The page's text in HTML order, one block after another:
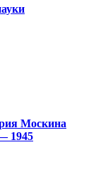
Москина
1945